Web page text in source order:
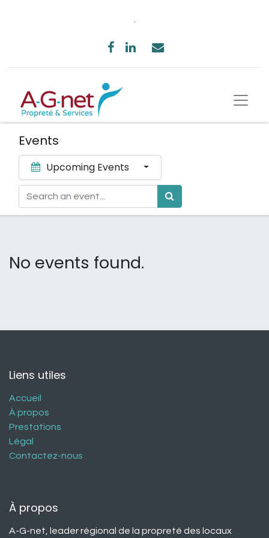
Events
Upcoming Events
No events found.
Liens utiles
Accueil
À propos
Prestations
Légal
Contactez-nous
À propos
A-G-net, leader régional de la propreté des locaux